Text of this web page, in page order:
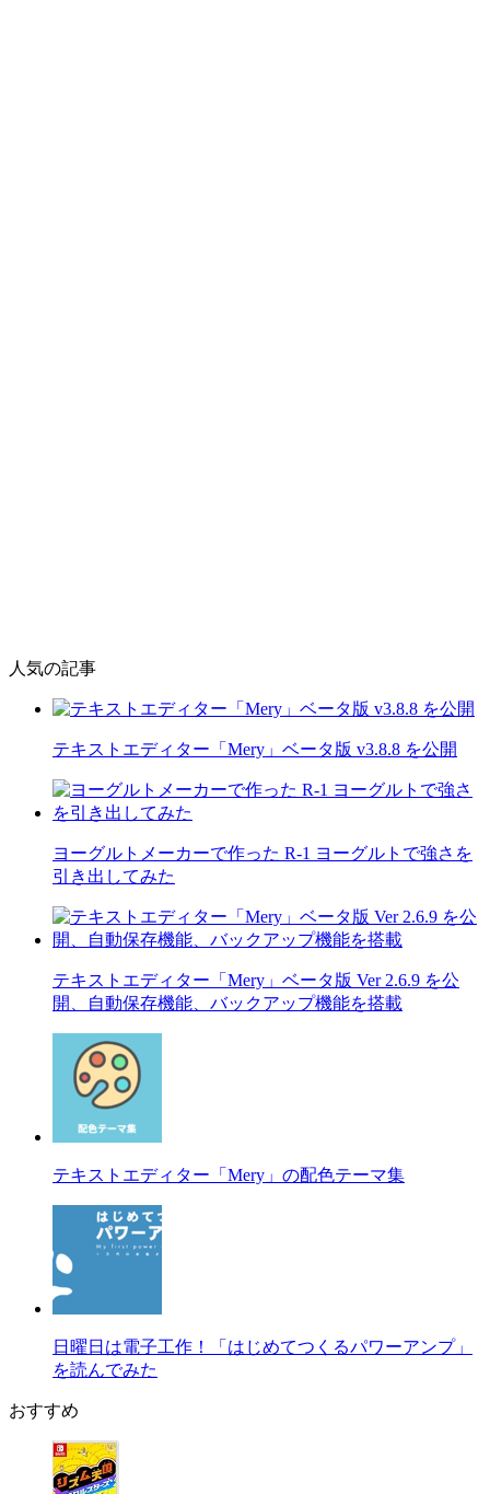
人気の記事
テキストエディター「Mery」ベータ版 v3.8.8 を公開
ヨーグルトメーカーで作った R-1 ヨーグルトで強さを
引き出してみた
テキストエディター「Mery」ベータ版 Ver 2.6.9 を公
開、自動保存機能、バックアップ機能を搭載
テキストエディター「Mery」の配色テーマ集
日曜日は電子工作！「はじめてつくるパワーアンプ」
を読んでみた
おすすめ